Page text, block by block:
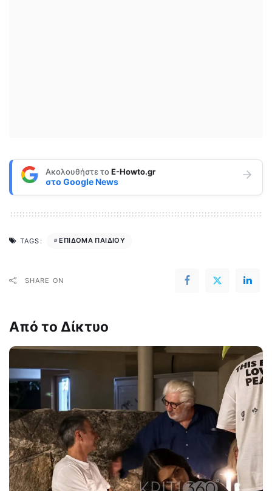
Ακολουθήστε τοE-Howto.gr
στο Google News
TAGS: ΕΠΙΔΟΜΑ ΠΑΙΔΙΟΥ
SHARE ON
Από το Δίκτυο